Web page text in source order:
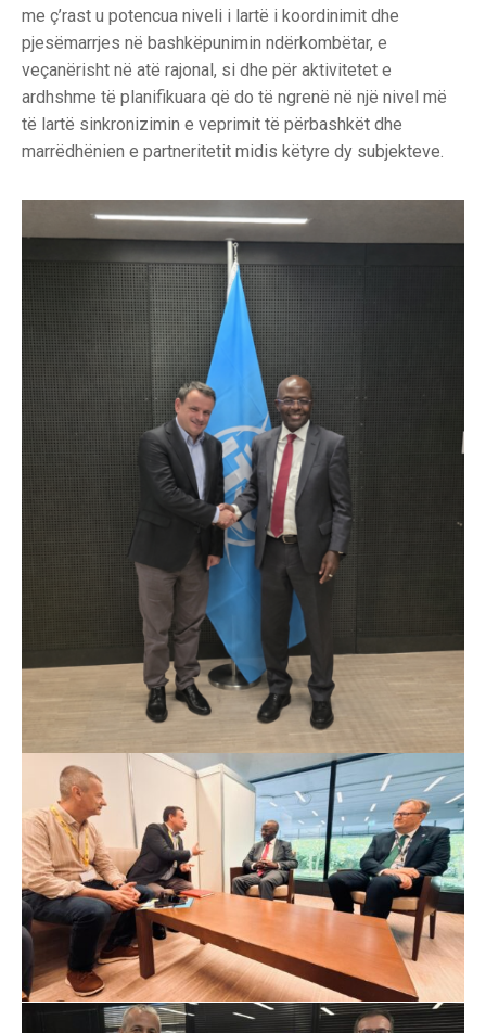
me ç’rast u potencua niveli i lartë i koordinimit dhe
pjesëmarrjes në bashkëpunimin ndërkombëtar, e
veçanërisht në atë rajonal, si dhe për aktivitetet e
ardhshme të planifikuara që do të ngrenë në një nivel më
të lartë sinkronizimin e veprimit të përbashkët dhe
marrëdhënien e partneritetit midis këtyre dy subjekteve.